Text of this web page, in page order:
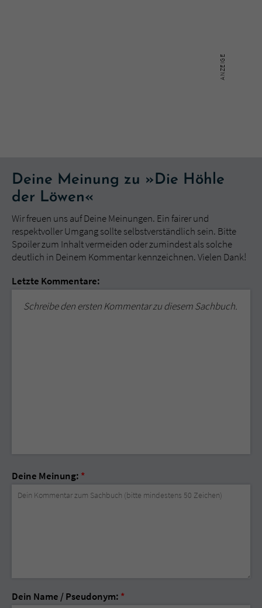
Deine Meinung zu »Die Höhle
der Löwen«
Wir freuen uns auf Deine Meinungen. Ein fairer und
respektvoller Umgang sollte selbstverständlich sein. Bitte
Spoiler zum Inhalt vermeiden oder zumindest als solche
deutlich in Deinem Kommentar kennzeichnen. Vielen Dank!
Letzte Kommentare:
Schreibe den ersten Kommentar zu diesem Sachbuch.
Deine Meinung: *
Dein Name / Pseudonym: *